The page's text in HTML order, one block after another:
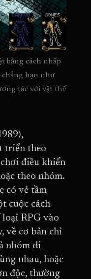
bằng cách nhấp
chẳng hạn như
tác với vật thể
triển theo
điều khiển
theo nhóm.
có vẻ tầm
cuộc cách
RPG vào
về cơ bản chỉ
nhóm di
nhau, hoặc
độc, thường